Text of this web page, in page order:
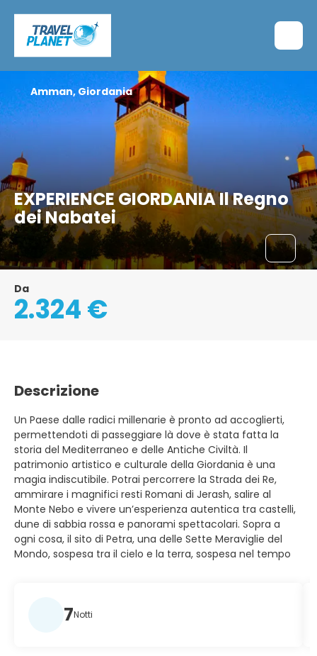
EXPERIENCE GIORDANIA Il Regno
dei Nabatei
Amman, Giordania
Da
2.324 €
Descrizione
Un Paese dalle radici millenarie è pronto ad accoglierti,
permettendoti di passeggiare là dove è stata fatta la
storia del Mediterraneo e delle Antiche Civiltà. Il
patrimonio artistico e culturale della Giordania è una
magia indiscutibile. Potrai percorrere la Strada dei Re,
ammirare i magnifici resti Romani di Jerash, salire al
Monte Nebo e vivere un’esperienza autentica tra castelli,
dune di sabbia rossa e panorami spettacolari. Sopra a
ogni cosa, il sito di Petra, una delle Sette Meraviglie del
Mondo, sospesa tra il cielo e la terra, sospesa nel tempo
7Notti